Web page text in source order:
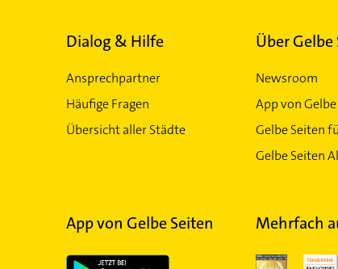
Dialog & Hilfe
Ansprechpartner
Häufige Fragen
Übersicht aller Städte
Über Gelbe
Newsroom
App von
Gelbe Seiten
Gelbe Seiten
App von Gelbe Seiten Mehrfach